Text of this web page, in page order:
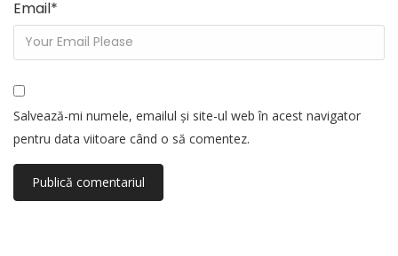
Email*
Salvează-mi numele, emailul și site-ul web în acest navigator
pentru data viitoare când o să comentez.